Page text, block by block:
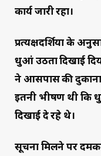
कार्य जारी रहा।
प्रत्यक्षदर्शियों के
धुआं उठता दिखाई
ने आसपास की
इतनी भीषण थी कि
दिखाई दे रहे थे।
सूचना मिलने पर